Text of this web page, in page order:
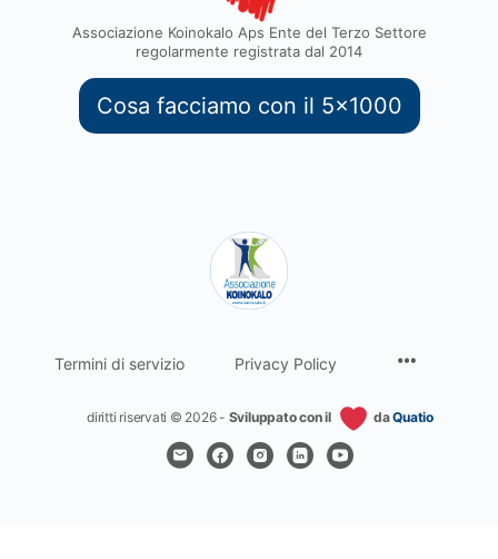
Associazione Koinokalo Aps Ente del Terzo Settore
regolarmente registrata dal 2014
Cosa facciamo con il 5x1000
Termini di servizio Privacy Policy
diritti riservati © 2026 - Sviluppato con il daQuatio